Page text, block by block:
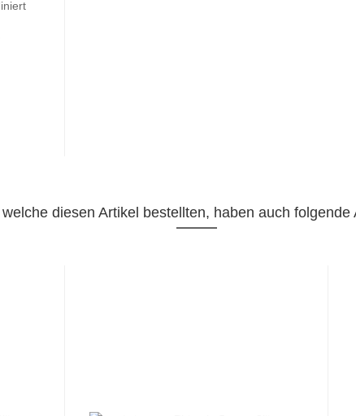
diesen Artikel bestellten, haben auch folgende